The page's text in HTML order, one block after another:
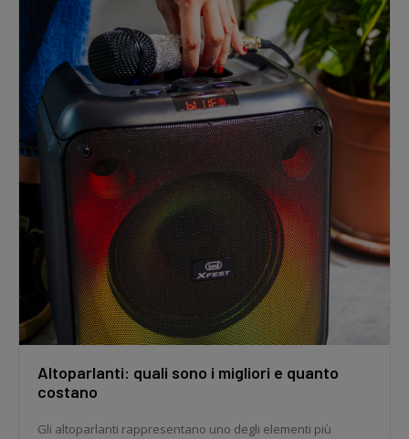
Altoparlanti: quali sono i migliori e quanto
costano
Gli altoparlanti rappresentano uno degli elementi più